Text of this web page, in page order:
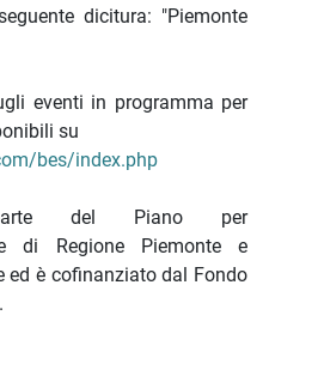
dicitura: "Piemonte
eventi in programma per
su
bes/index.php
del Piano per
di Regione Piemonte e
ed è cofinanziato dal Fondo